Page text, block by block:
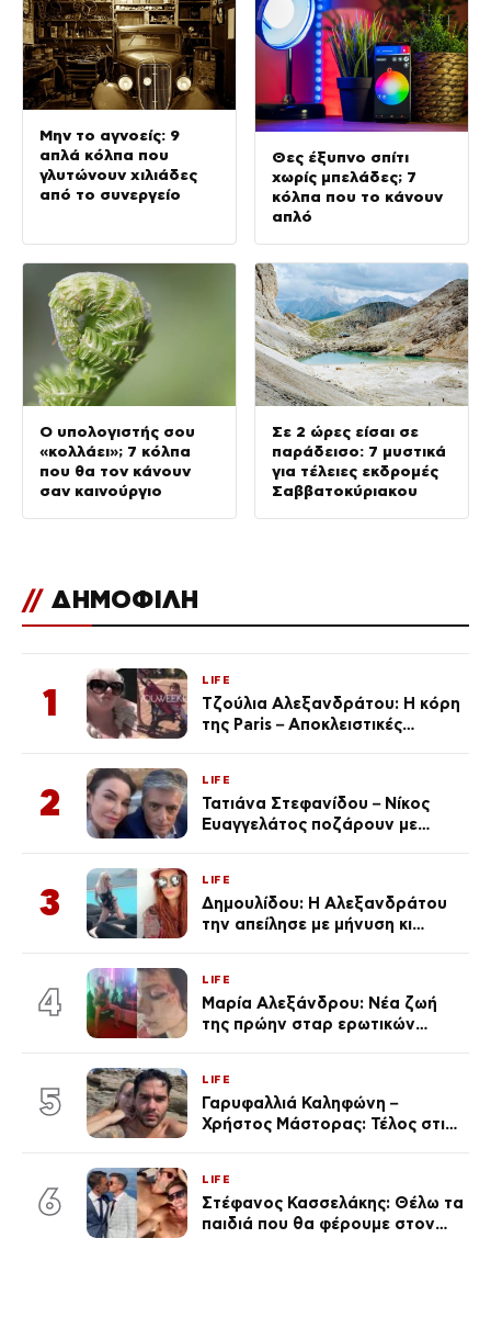
Μην το αγνοείς: 9
απλά κόλπα που
γλυτώνουν χιλιάδες
από το συνεργείο
Θες έξυπνο σπίτι
χωρίς μπελάδες; 7
κόλπα που το κάνουν
απλό
Ο υπολογιστής σου
«κολλάει»; 7 κόλπα
που θα τον κάνουν
σαν καινούργιο
Σε 2 ώρες είσαι σε
παράδεισο: 7 μυστικά
για τέλειες εκδρομές
Σαββατοκύριακου
// ΔΗΜΟΦΙΛΗ
1
LIFE
Τζούλια Αλεξανδράτου: Η κόρη
της Paris – Αποκλειστικές
2
LIFE
Τατιάνα Στεφανίδου – Νίκος
Ευαγγελάτος ποζάρουν με
3
LIFE
Δημουλίδου: Η Αλεξανδράτου
την απείλησε με μήνυση κι
ποια είσαι σοκαρίστικα»
4
LIFE
Μαρία Αλεξάνδρου: Νέα ζωή
της πρώην σταρ ερωτικών
(Φωτογραφίες)
5
LIFE
Γαρυφαλλιά Καληφώνη –
Χρήστος Μάστορας: Τέλος στις
6
LIFE
Στέφανος Κασσελάκης: Θέλω τα
παιδιά που θα φέρουμε στον